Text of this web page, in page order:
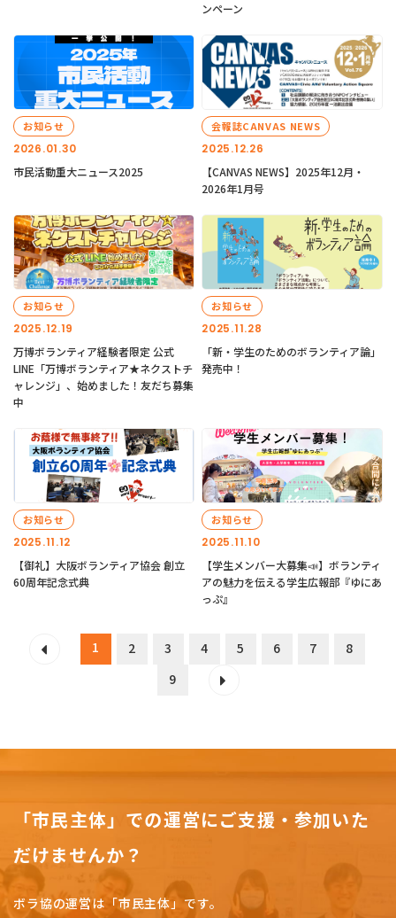
ンペーン
2026.01.30
お知らせ
市民活動重大ニュース2025
2025.12.26
会報誌CANVAS NEWS
【CANVAS NEWS】2025年12月・
2026年1月号
2025.12.19
お知らせ
万博ボランティア経験者限定 公式
LINE「万博ボランティア★ネクストチ
ャレンジ」、始めました！友だち募集
中
2025.11.28
お知らせ
「新・学生のためのボランティア論」
発売中！
2025.11.12
お知らせ
【御礼】大阪ボランティア協会 創立
60周年記念式典
2025.11.10
お知らせ
【学生メンバー大募集📣】ボランティ
アの魅力を伝える学生広報部『ゆにあ
っぷ』
1 2 3 4 5 6 7
8
9
「市民主体」での運営にご支援・参加いた
だけませんか？
ボラ協の運営は「市民主体」です。